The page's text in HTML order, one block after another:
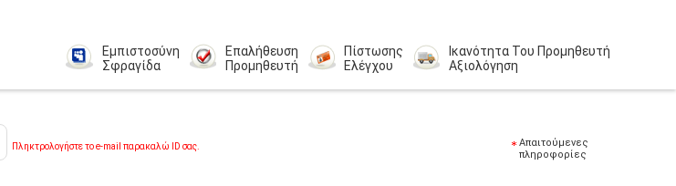
Εμπιστοσύνη
Σφραγίδα
Επαλήθευση
Προμηθευτή
Πίστωσης
Ελέγχου
Ικανότητα Του Προμηθευτή
Αξιολόγηση
Πληκτρολογήστε το e-mail παρακαλώ ID σας.
Απαιτούμενες
πληροφορίες